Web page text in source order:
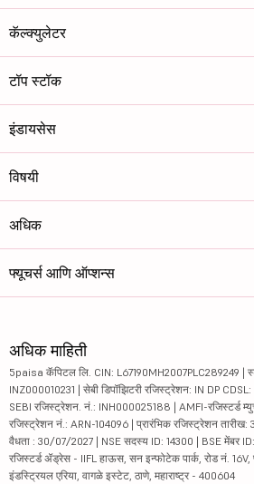
कॅल्क्युलेटर
टॉप स्टॉक
इंडायसेस
विषयी
अधिक
फ्यूचर्स आणि ऑप्शन्स
अधिक माहिती
5paisa कॅपिटल लि. CIN: L67190MH2007PLC289249 |
INZ000010231 | सेबी डिपॉझिटरी रजिस्ट्रेशन: IN DP
SEBI रजिस्ट्रेशन. नं.: INH000025188 | AMFI-रजिस्टर्ड
रजिस्ट्रेशन नं.: ARN-104096 | प्रारंभिक रजिस्ट्रेशन तारीख:
वैधता : 30/07/2027 | NSE सदस्य ID: 14300 | BSE मेंबर
रजिस्टर्ड ॲड्रेस - IIFL हाऊस, सन इन्फोटेक पार्क, रोड नं.
इंडस्ट्रियल एरिया, वागळे इस्टेट, ठाणे, महाराष्ट्र - 400604